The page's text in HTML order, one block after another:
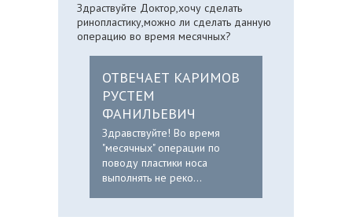
Здраствуйте Доктор,хочу сделать
ринопластику,можно ли сделать данную
операцию во время месячных?
ОТВЕЧАЕТ КАРИМОВ
РУСТЕМ
ФАНИЛЬЕВИЧ
Здравствуйте! Во время
"месячных" операции по
поводу пластики носа
выполнять не реко...